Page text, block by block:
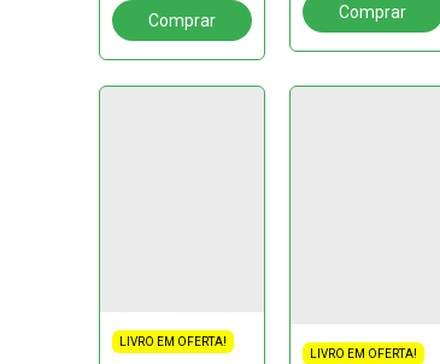
violência
doméstica)
realidade!: Os
LIVRO EM OFERTA!
LIVRO EM OFERTA!